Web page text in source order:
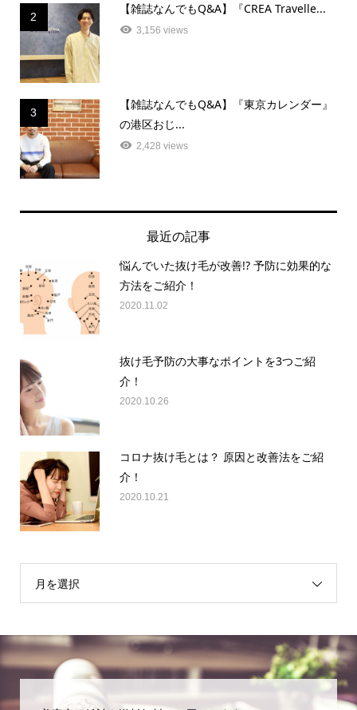
2
【雑誌なんでもQ&A】『CREA Travelle...
3,156 views
3
【雑誌なんでもQ&A】『東京カレンダー』
の港区おじ...
2,428 views
最近の記事
悩んでいた抜け毛が改善!? 予防に効果的な
方法をご紹介！
2020.11.02
抜け毛予防の大事なポイントを3つご紹
介！
2020.10.26
コロナ抜け毛とは？ 原因と改善法をご紹
介！
2020.10.21
月を選択